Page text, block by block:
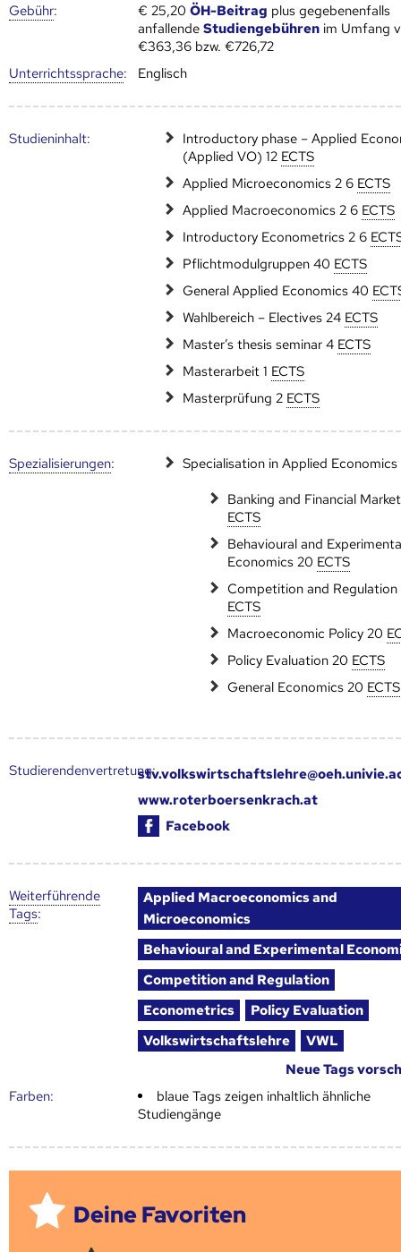
Gebühr: € 25,20ÖH-Beitrag plus gegebenenfalls
anfallendeStudiengebühren im Umfang
€363,36 bzw. €726,72
Unter­richts­sprache: Englisch
Studien­inhalt:
Introductory phase – Applied
(Applied VO) 12 ECTS
Applied Microeconomics 2 6 ECTS
Applied Macroeconomics 2 6 ECTS
Introductory Econometrics 2 6
Pflichtmodulgruppen 40 ECTS
General Applied Economics 40
Wahlbereich – Electives 24 ECTS
Master’s thesis seminar 4 ECTS
Masterarbeit 1 ECTS
Masterprüfung 2 ECTS
Speziali­sierungen: Specialisation in Applied Economics
Banking and Financial
ECTS
Behavioural and
Economics 20 ECTS
Competition and
ECTS
Macroeconomic Policy 20
Policy Evaluation 20 ECTS
General Economics 20 ECTS
Studierendenvertretung:
www.roterboersenkrach.at
Facebook
Weiter­führende
Tags:
Applied Macroeconomics and
Microeconomics
Behavioural and Experimental
Competition and Regulation
Econometrics
Policy Evaluation
Volkswirtschaftslehre
VWL
Neue Tags
Farben:
blaue Tags zeigen inhaltlich ähnliche
Studiengänge
Deine Favoriten